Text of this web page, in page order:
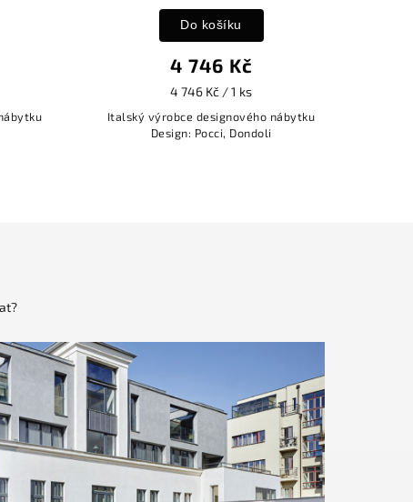
4 746 Kč
4 746 Kč / 1 ks
Do košíku
Italský výrobce designového nábytku
Design: Pocci, Dondoli